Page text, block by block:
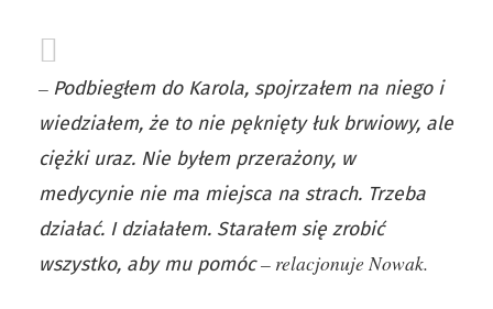
– Podbiegłem do Karola, spojrzałem na niego i
wiedziałem, że to nie pęknięty łuk brwiowy, ale
ciężki uraz. Nie byłem przerażony, w
medycynie nie ma miejsca na strach. Trzeba
działać. I działałem. Starałem się zrobić
wszystko, aby mu pomóc– relacjonuje Nowak.